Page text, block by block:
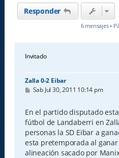
Responder
6 mensajes •
Invitado
Zalla 0-2 Eibar
M
s
a
j
e
Sab Jul 30, 2011 10:14 pm
En el partido disputado
fútbol de Landaberri en
personas la SD Eibar a
esta pretemporada al ganar
alineación sacado por